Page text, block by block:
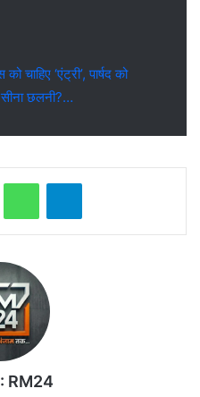
चाहिए ‘एंट्री’, पार्षद को
सीना छलनी?…
WhatsAppTelegram
RM24